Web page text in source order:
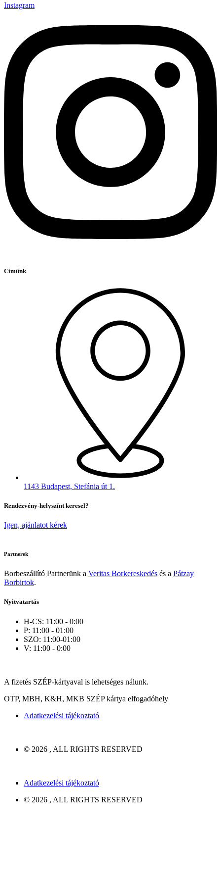
Instagram
Címünk
1143 Budapest, Stefánia út 1.
Rendezvény-helyszínt keresel?
Igen, ajánlatot kérek
Partnerek
Borbeszállító Partnerünk a Veritas Borkereskedés és a Pátzay
Borbirtok.
Nyitvatartás
H-CS: 11:00 - 0:00
P: 11:00 - 01:00
SZO: 11:00-01:00
V: 11:00 - 0:00
A fizetés SZÉP-kártyaval is lehetséges nálunk.
OTP, MBH, K&H, MKB SZÉP kártya elfogadóhely
Adatkezelési tájékoztató
© 2026 , ALL RIGHTS RESERVED
Adatkezelési tájékoztató
© 2026 , ALL RIGHTS RESERVED